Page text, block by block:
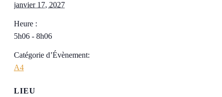
janvier 17, 2027
Heure :
5h06 - 8h06
Catégorie d’Évènement:
A4
LIEU